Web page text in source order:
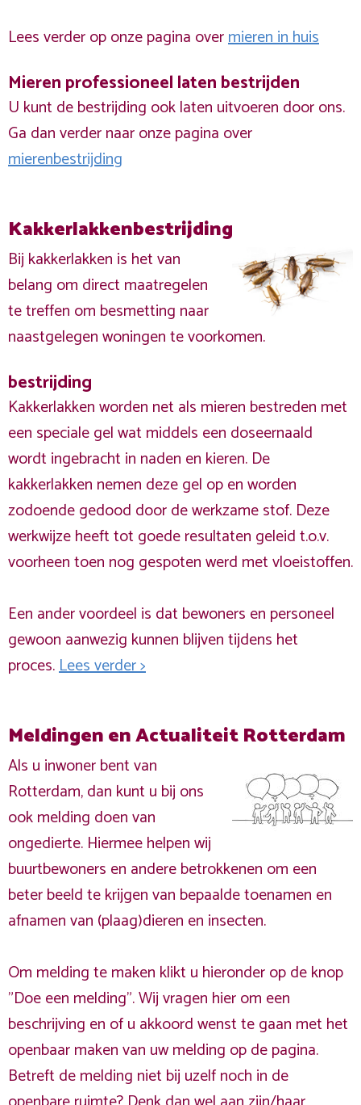
Lees verder op onze pagina overmieren in huis
Mieren professioneel laten bestrijden
U kunt de bestrijding ook laten uitvoeren door ons.
Ga dan verder naar onze pagina over
mierenbestrijding
Kakkerlakkenbestrijding
Bij kakkerlakken is het van
belang om direct maatregelen
te treffen om besmetting naar
naastgelegen woningen te voorkomen.
bestrijding
Kakkerlakken worden net als mieren bestreden met
een speciale gel wat middels een doseernaald
wordt ingebracht in naden en kieren. De
kakkerlakken nemen deze gel op en worden
zodoende gedood door de werkzame stof. Deze
werkwijze heeft tot goede resultaten geleid t.o.v.
voorheen toen nog gespoten werd met vloeistoffen.
Een ander voordeel is dat bewoners en personeel
gewoon aanwezig kunnen blijven tijdens het
proces.Lees verder >
Meldingen en Actualiteit Rotterdam
Als u inwoner bent van
Rotterdam, dan kunt u bij ons
ook melding doen van
ongedierte. Hiermee helpen wij
buurtbewoners en andere betrokkenen om een
beter beeld te krijgen van bepaalde toenamen en
afnamen van (plaag)dieren en insecten.
Om melding te maken klikt u hieronder op de knop
"Doe een melding". Wij vragen hier om een
beschrijving en of u akkoord wenst te gaan met het
openbaar maken van uw melding op de pagina.
Betreft de melding niet bij uzelf noch in de